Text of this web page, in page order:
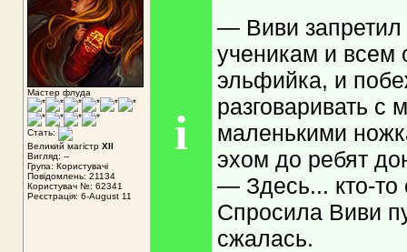
Мастер флуда
Стать:
Великий магістр XII
Вигляд: --
Група: Користувачі
Повідомлень: 21134
Користувач №: 62341
Реєстрація: 6-August 11
i
— Виви запретил
ученикам и всем
эльфийка, и
разговаривать
маленькими
эхом до ребят
— Здесь... кто-
Спросила Виви
сжалась.